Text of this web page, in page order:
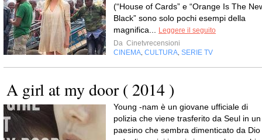
(“House of Cards” e “Orange Is The
Black” sono solo pochi esempi della
magnifica...
Leggere il seguito
Da Cinetvrecensioni
CINEMA CULTURA SERIE TV
A girl at my door ( 2014 )
Young -nam è un giovane ufficiale di
polizia che viene trasferito da Seul in un
paesino che sembra dimenticato da Dio